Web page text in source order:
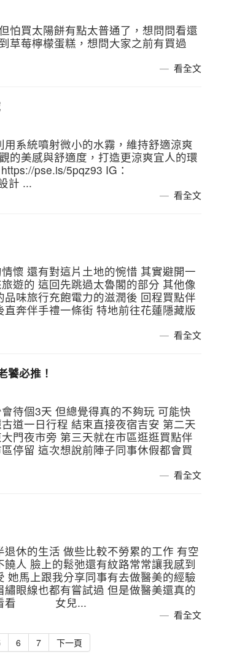
怕買太陽餅有點太普通了，想問問看還
草莓檸檬蛋糕，想問大家之前有買過
看全文
用系統噴射微小的水霧，維持舒適涼爽
的美感與舒適度，打造更涼爽宜人的環
pse.is/5pqz93 IG：
計 ...
看全文
懷 還有對這片土地的惋惜 其實避開一
遊的 這回先跳過太魯閣的部分 其他像
味旅行充飽電力的滋潤後 回程買點伴
奔伴手禮一條街 特地前往花蓮隱藏版
看全文
饕必推！
待個3天 但總覺得真的不夠玩 可能快
道一日行程 結束直接夜宿吉安 第二天
門夜市旁 第三天就在市區逛逛買點伴
停留 這次想說前陣子同事休假都會買
看全文
休的生活 做些比較不勞累的工作 有空
人 臉上的鬆弛還有紋路常常讓我感到
上跟我分享同事有去做醫美的經驗
眼線也都有嘗試過 但是做醫美還真的
試看看 女兒...
看全文
6 7 下一頁